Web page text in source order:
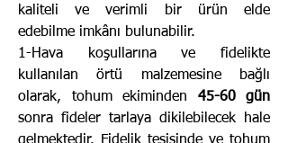
kaliteli ve verimli bir ürün elde
edebilme imkânı bulunabilir.
1-Hava koşullarına ve fidelikte
kullanılan örtü malzemesine bağlı
olarak, tohum ekiminden 45-60 gün
sonra fideler tarlaya dikilebilecek hale